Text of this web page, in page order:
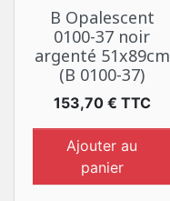
B Opalescent
0100-37 noir
argenté 51x89cm
(B 0100-37)
Prix
153,70 € TTC
Ajouter au
panier